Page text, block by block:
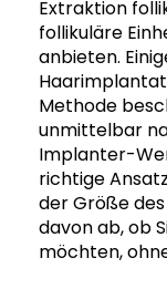
Extraktion
follikuläre
anbieten.
Methode
unmittelbar
Implanter-
richtige
der Größe
davon ab, ob
möchten,